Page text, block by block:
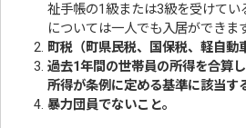
祉手帳の1級または3級を受けてい
については一人でも入居ができま
町税（町県民税、国保税、軽自動
過去1年間の世帯員の所得を合算
所得が条例に定める基準に該当す
暴力団員でないこと。